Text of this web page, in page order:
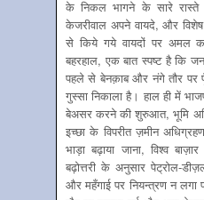
के निकल भागने के सारे
केजरीवाल अपने वायदे, और विशेष
से किये गये वायदों पर अमल
बहरहाल, एक बात स्पष्ट है कि
पहले से बेनक़ाब और नंगे तौर पर
गुस्सा निकाला है। हाल ही में
बेअसर करने की शुरुआत, भूमि
इच्छा के विपरीत ज़मीन
भाड़ा बढ़ाया जाना, विश्व
बढ़ोत्तरी के अनुसार पेट्रोल-
और महँगाई पर नियन्त्रण न लगा